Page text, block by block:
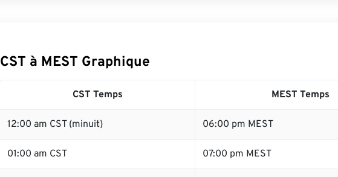
CST à MEST Graphique
CST Temps MEST Temps
12:00 am CST (minuit) 06:00 pm MEST
01:00 am CST 07:00 pm MEST